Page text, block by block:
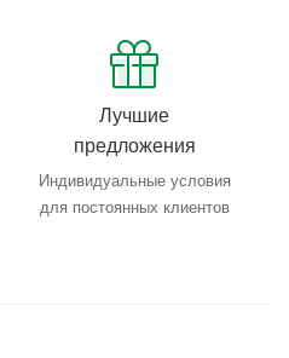
Лучшие
предложения
Индивидуальные условия
для постоянных клиентов